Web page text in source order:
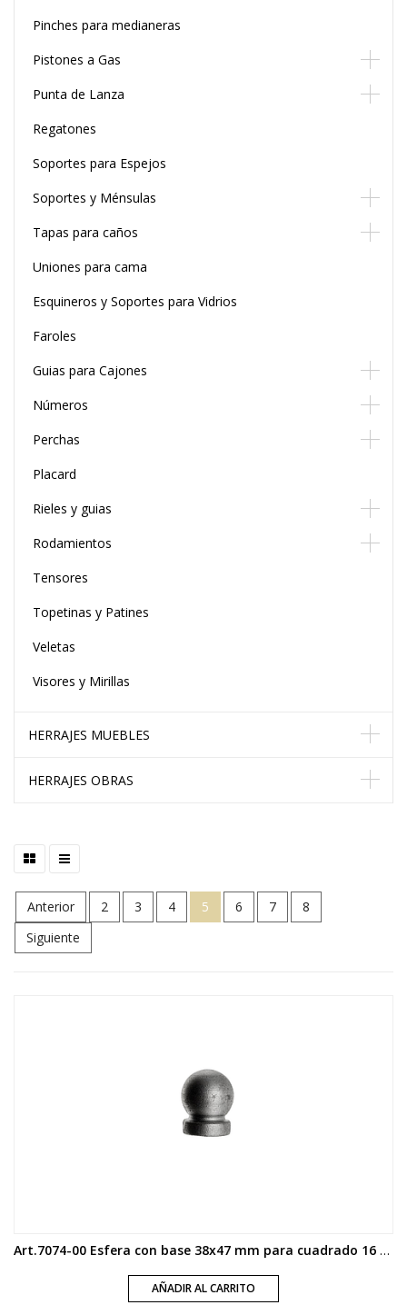
Pinches para medianeras
Pistones a Gas
Punta de Lanza
Regatones
Soportes para Espejos
Soportes y Ménsulas
Tapas para caños
Uniones para cama
Esquineros y Soportes para Vidrios
Faroles
Guias para Cajones
Números
Perchas
Placard
Rieles y guias
Rodamientos
Tensores
Topetinas y Patines
Veletas
Visores y Mirillas
HERRAJES MUEBLES
HERRAJES OBRAS
Anterior 2 3 4 5 6 7
8
Siguiente
Art.7074-00 Esfera con base 38x47 mm para cuadrado 16 y 19 mm
AÑADIR AL CARRITO